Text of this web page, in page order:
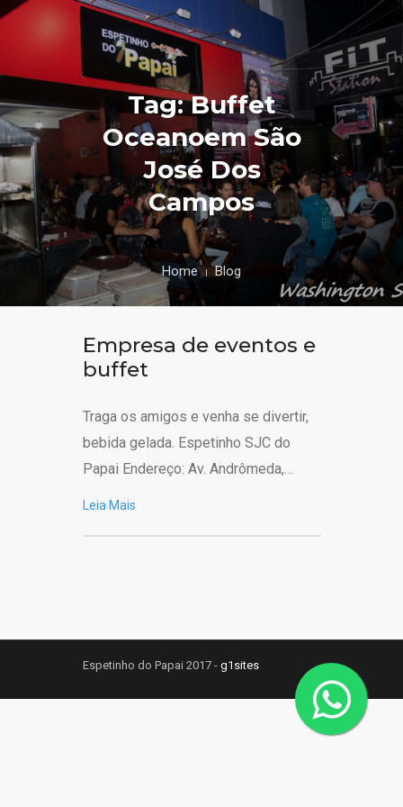
Tag: Buffet
Oceanoem São
José Dos
Campos
Home Blog
Empresa de eventos e
buffet
Traga os amigos e venha se divertir,
bebida gelada. Espetinho SJC do
Papai Endereço: Av. Andrômeda,…
Leia Mais
Espetinho do Papai 2017 - g1sites